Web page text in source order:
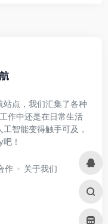
点，我们汇集了各种
作中还是在日常生活
智能变得触手可及，
！
作 关于我们